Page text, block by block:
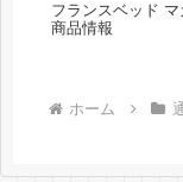
フランスベッド
商品情報
ホーム